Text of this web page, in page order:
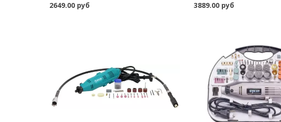
2649.00 руб 3889.00 руб